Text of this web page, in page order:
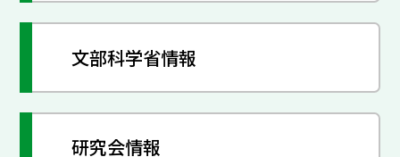
文部科学省情報
研究会情報